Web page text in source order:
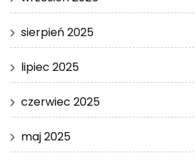
sierpień 2025
lipiec 2025
czerwiec 2025
maj 2025